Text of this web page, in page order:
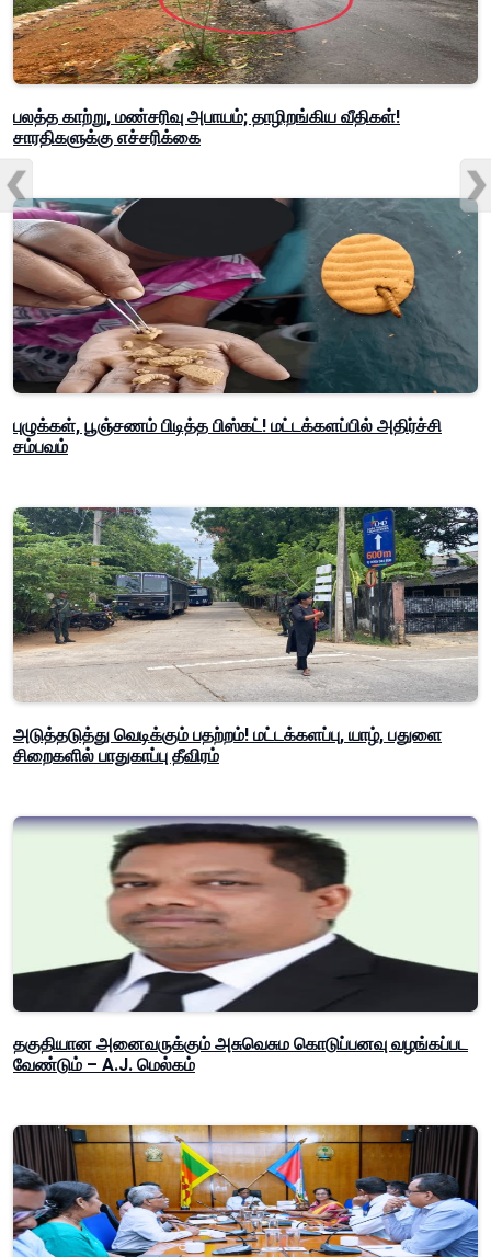
பலத்த காற்று, மண்சரிவு அபாயம்; தாழிறங்கிய வீதிகள்!
சாரதிகளுக்கு எச்சரிக்கை
புழுக்கள், பூஞ்சணம் பிடித்த பிஸ்கட்! மட்டக்களப்பில் அதிர்ச்சி
சம்பவம்
அடுத்தடுத்து வெடிக்கும் பதற்றம்! மட்டக்களப்பு, யாழ், பதுளை
சிறைகளில் பாதுகாப்பு தீவிரம்
தகுதியான அனைவருக்கும் அசுவெசும கொடுப்பனவு வழங்கப்பட
வேண்டும் – A.J. மெல்கம்